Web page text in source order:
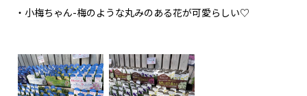
・小梅ちゃん-梅のような丸みのある花が可愛らしい♡